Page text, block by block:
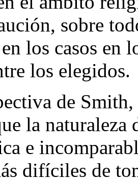
sobre
los casos en
los elegidos.
de
la
e
difíciles de